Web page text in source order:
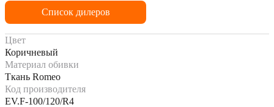
Список дилеров
Цвет
Коричневый
Материал обивки
Ткань Romeo
Код производителя
EV.F-100/120/R4